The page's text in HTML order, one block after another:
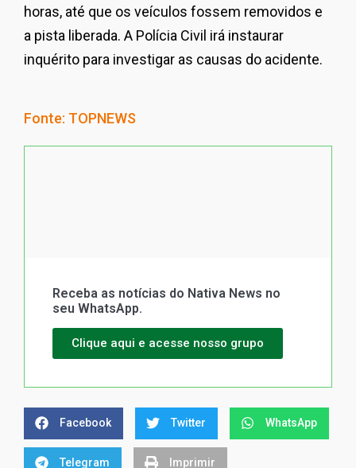
horas, até que os veículos fossem removidos e
a pista liberada. A Polícia Civil irá instaurar
inquérito para investigar as causas do acidente.
Fonte: TOPNEWS
Receba as notícias do Nativa News no
seu WhatsApp.
Clique aqui e acesse nosso grupo
Facebook Twitter WhatsApp
Telegram Imprimir